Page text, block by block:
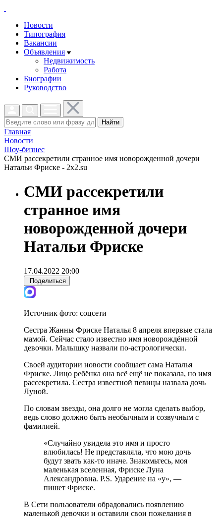
Новости
Типография
Вакансии
Объявления
Недвижимость
Работа
Биографии
Руководство
Найти
Главная
Новости
Шоу-бизнес
СМИ рассекретили странное имя новорожденной дочери
Натальи Фриске - 2x2.su
СМИ рассекретили
странное имя
новорожденной дочери
Натальи Фриске
17.04.2022 20:00
Поделиться
Источник фото: соцсети
Сестра Жанны Фриске Наталья 8 апреля впервые стала
мамой. Сейчас стало известно имя новорождённой
девочки. Малышку назвали по-астрологически.
Своей аудитории новости сообщает сама Наталья
Фриске. Лицо ребёнка она всё ещё не показала, но имя
рассекретила. Сестра известной певицы назвала дочь
Луной.
По словам звезды, она долго не могла сделать выбор,
ведь слово должно быть необычным и созвучным с
фамилией.
«Случайно увидела это имя и просто
влюбилась! Не представляла, что мою дочь
будут звать как-то иначе. Знакомьтесь, моя
маленькая вселенная, Фриске Луна
Александровна. P.S. Ударение на «у», —
пишет Фриске.
В Сети пользователи обрадовались появлению
маленькой девочки и оставили свои пожелания в